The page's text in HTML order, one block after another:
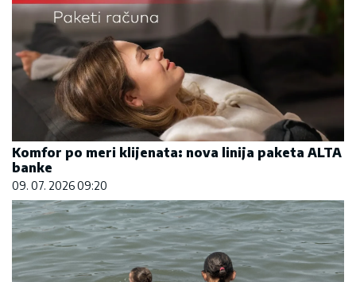
Komfor po meri klijenata: nova linija paketa ALTA
banke
09. 07. 2026 09:20